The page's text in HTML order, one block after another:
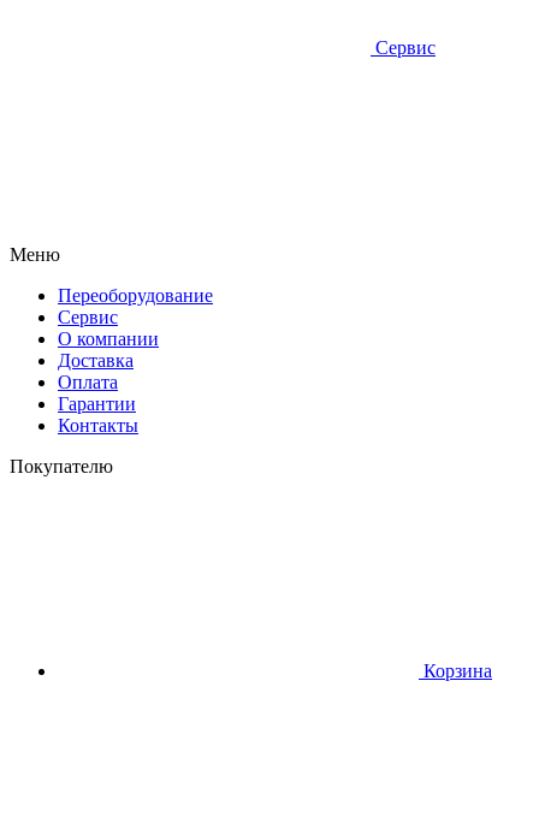
Сервис
Меню
Переоборудование
Сервис
О компании
Доставка
Оплата
Гарантии
Контакты
Покупателю
Корзина